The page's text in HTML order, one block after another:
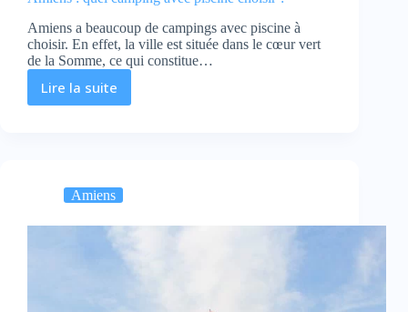
Amiens a beaucoup de campings avec piscine à
choisir. En effet, la ville est située dans le cœur vert
de la Somme, ce qui constitue…
Lire la suite
Amiens
piscine
choisir
?
Amiens